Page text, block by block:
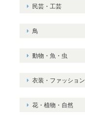
民芸・工芸
鳥
動物・魚・虫
衣装・ファッション
花・植物・自然